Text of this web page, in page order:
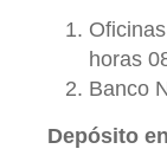
horas
Banco
Depósito